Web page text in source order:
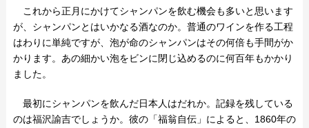
これから正月にかけてシャンパンを飲む機会も多いと思います
が、シャンパンとはいかなる酒なのか。普通のワインを作る工程
はわりに単純ですが、泡が命のシャンパンはその何倍も手間がか
かります。あの細かい泡をビンに閉じ込めるのに何百年もかかり
ました。
最初にシャンパンを飲んだ日本人はだれか。記録を残している
のは福沢諭吉でしょうか。彼の「福翁自伝」によると、1860年の